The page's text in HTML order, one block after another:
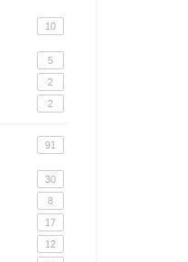
10
5
2
2
91
30
8
17
12